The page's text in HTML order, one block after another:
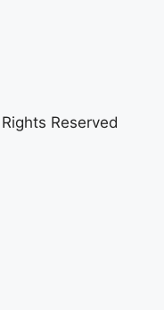
Reserved